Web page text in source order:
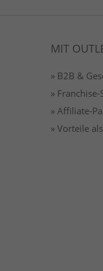
MIT
» B2B &
» Franchise-
» Affiliate-
» Vorteile